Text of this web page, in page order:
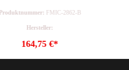
Produktnummer: FMIC-2862-B
Hersteller:
164,75 €*